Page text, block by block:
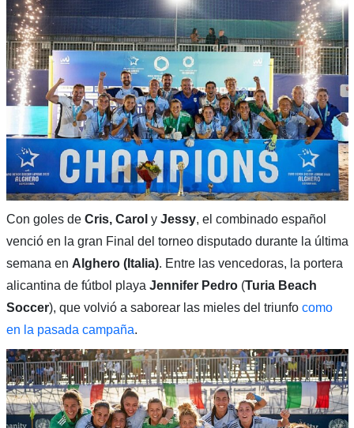
Con goles de Cris, Carol y Jessy, el combinado español
venció en la gran Final del torneo disputado durante la última
semana en Alghero (Italia). Entre las vencedoras, la portera
alicantina de fútbol playa Jennifer Pedro (Turia Beach
Soccer), que volvió a saborear las mieles del triunfo como
en la pasada campaña.